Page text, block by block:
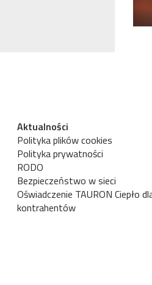
Aktualności
Polityka plików cookies
Polityka prywatności
RODO
Bezpieczeństwo w sieci
Oświadczenie TAURON Ciepło
kontrahentów